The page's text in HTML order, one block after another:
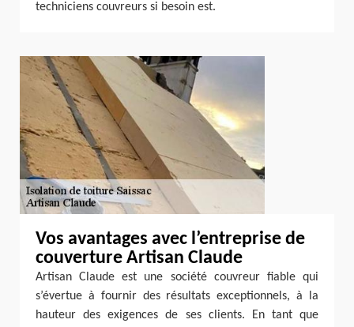
techniciens couvreurs si besoin est.
Vos avantages avec l’entreprise de
couverture Artisan Claude
Artisan Claude est une société couvreur fiable qui
s’évertue à fournir des résultats exceptionnels, à la
hauteur des exigences de ses clients. En tant que